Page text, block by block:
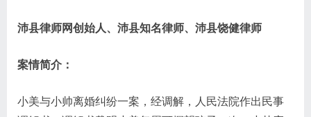
沛县律师网创始人、沛县知名律师、沛县饶健律师
案情简介：
小美与小帅离婚纠纷一案，经调解，人民法院作出民事